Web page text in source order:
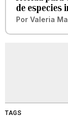
de especies
Por Valeria
TAGS